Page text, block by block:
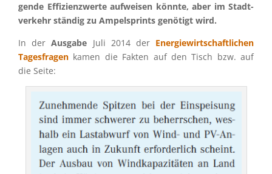
gende Effizi­enz­werte aufwei­sen könnte, aber im Stadt­
ver­kehr ständig zu Ampel­sprints genötigt wird.
In der Ausgabe Juli 2014 der Energie­wirt­schaft­li­chen
Tages­fra­gen kamen die Fakten auf den Tisch bzw. auf
die Seite: